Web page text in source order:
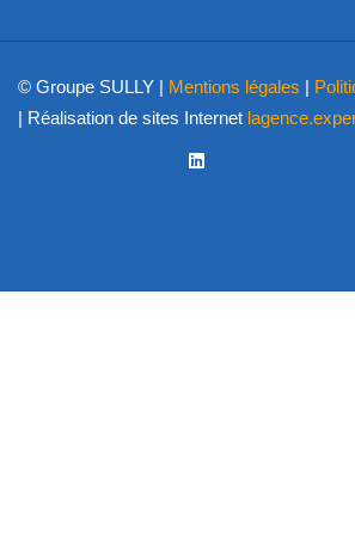
© Groupe SULLY | Mentions légales |
| Réalisation de sites Internet